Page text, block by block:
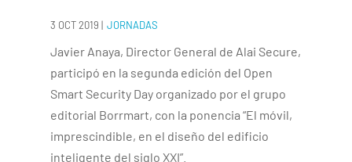
3 OCT 2019 | JORNADAS
Javier Anaya, Director General de Alai Secure,
participó en la segunda edición del Open
Smart Security Day organizado por el grupo
editorial Borrmart, con la ponencia “El móvil,
imprescindible, en el diseño del edificio
inteligente del siglo XXI”.